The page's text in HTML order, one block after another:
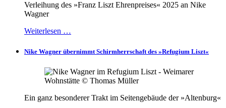
Verleihung des »Franz Liszt Ehrenpreises« 2025 an Nike
Wagner
Weiterlesen …
Nike Wagner übernimmt Schirmherrschaft des »Refugium Liszt«
Ein ganz besonderer Trakt im Seitengebäude der »Altenburg«